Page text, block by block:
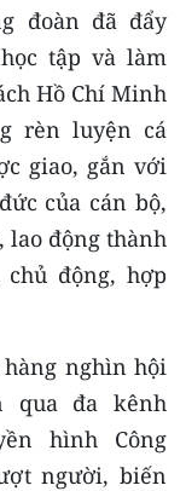
đoàn đã đẩy
tập và làm
Hồ Chí Minh
rèn luyện cá
giao, gắn với
của cán bộ,
lao động thành
động, hợp
hàng nghìn hội
qua đa kênh
hình Công
người, biến